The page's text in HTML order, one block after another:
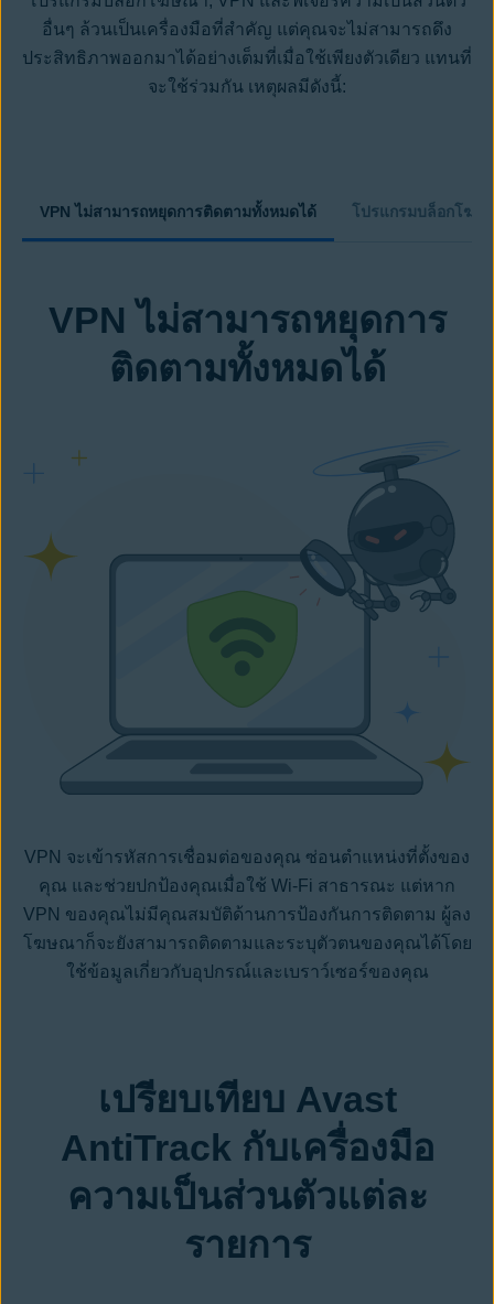
อื่นๆ ล้วนเป็นเครื่องมือที่สำคัญ แต่คุณจะไม่สามารถดึง
ประสิทธิภาพออกมาได้อย่างเต็มที่เมื่อใช้เพียงตัวเดียว แทนที่
จะใช้ร่วมกัน เหตุผลมีดังนี้:
VPN ไม่สามารถหยุดการติดตามทั้งหมดได้ โปรแกรมบล็อกโฆษ
VPN ไม่สามารถหยุดการ
ติดตามทั้งหมดได้
VPN จะเข้ารหัสการเชื่อมต่อของคุณ ซ่อนตำแหน่งที่ตั้งของ
คุณ และช่วยปกป้องคุณเมื่อใช้ Wi-Fi สาธารณะ แต่หาก
VPN ของคุณไม่มีคุณสมบัติด้านการป้องกันการติดตาม ผู้ลง
โฆษณาก็จะยังสามารถติดตามและระบุตัวตนของคุณได้โดย
ใช้ข้อมูลเกี่ยวกับอุปกรณ์และเบราว์เซอร์ของคุณ
เปรียบเทียบ Avast
AntiTrack กับเครื่องมือ
ความเป็นส่วนตัวแต่ละ
รายการ